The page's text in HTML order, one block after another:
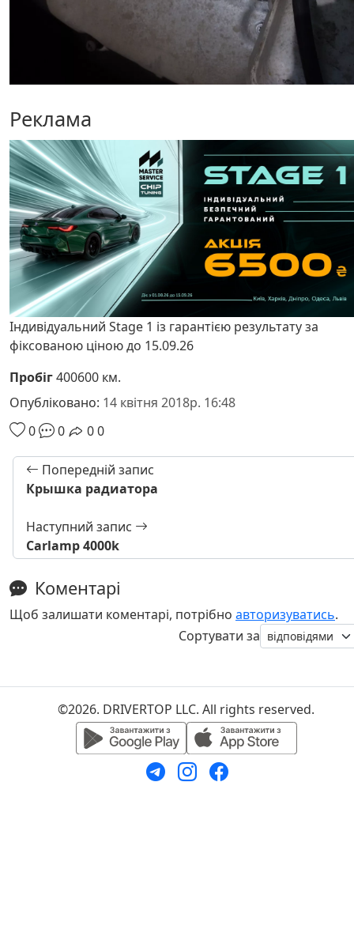
Реклама
Індивідуальний Stage 1 із гарантією результату за
фіксованою ціною до 15.09.26
Пробіг400600 км.
Опубліковано: 14 квітня 2018р. 16:48
0
0 00
Попередній запис
Крышка радиатора
Наступний запис
Carlamp 4000k
Коментарі
Щоб залишати коментарі, потрібно авторизуватись.
Сортувати за
©2026. DRIVERTOP LLC. All rights reserved.